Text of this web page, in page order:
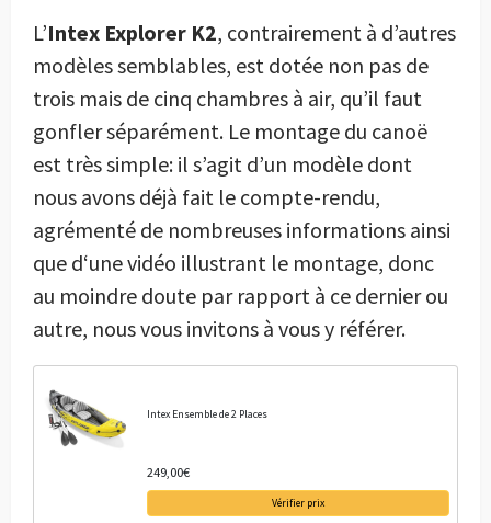
L’Intex Explorer K2, contrairement à d’autres
modèles semblables, est dotée non pas de
trois mais de cinq chambres à air, qu’il faut
gonfler séparément. Le montage du canoë
est très simple: il s’agit d’un modèle dont
nous avons déjà fait le compte-rendu,
agrémenté de nombreuses informations ainsi
que d‘une vidéo illustrant le montage, donc
au moindre doute par rapport à ce dernier ou
autre, nous vous invitons à vous y référer.
Intex Ensemble de 2 Places
249,00€
Vérifier prix